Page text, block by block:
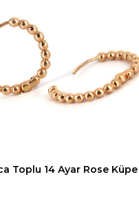
Toplu 14 Ayar Rose Küpe